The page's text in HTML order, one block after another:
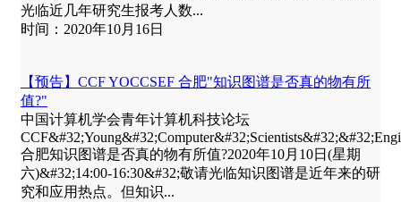
光临近几年研究生报考人数...
时间：2020年10月16日
【预告】CCF YOCCSEF 合肥"知识图谱是否真的物有所
值?"
中国计算机学会青年计算机科技论坛
合肥知识图谱是否真的物有所值?2020年10月10日(星期
六)&#32;14:00-16:30&#32;敬请光临知识图谱是近年来的研
究和应用热点。但知识...